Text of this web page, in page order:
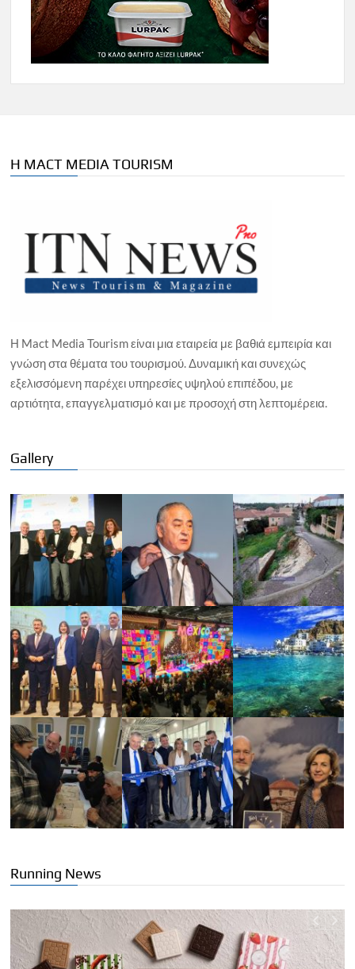
Η MACT MEDIA TOURISM
Η Mact Media Tourism είναι μια εταιρεία με βαθιά εμπειρία και
γνώση στα θέματα του τουρισμού. Δυναμική και συνεχώς
εξελισσόμενη παρέχει υπηρεσίες υψηλού επιπέδου, με
αρτιότητα, επαγγελματισμό και με προσοχή στη λεπτομέρεια.
Gallery
Running News